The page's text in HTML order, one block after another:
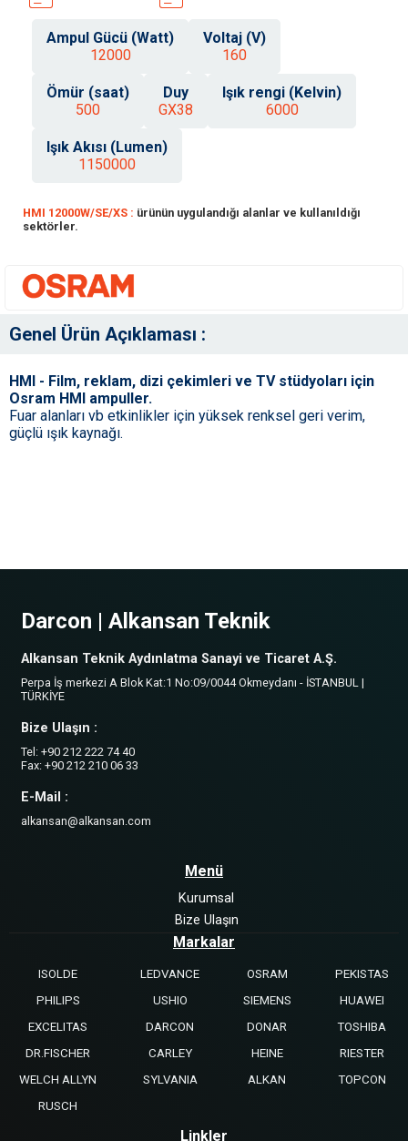
Ampul Gücü (Watt)
12000
Voltaj (V)
160
Ömür (saat)
500
Duy
GX38
Işık rengi (Kelvin)
6000
Işık Akısı (Lumen)
1150000
HMI 12000W/SE/XS : ürünün uygulandığı alanlar ve kullanıldığı
sektörler.
Genel Ürün Açıklaması :
HMI - Film, reklam, dizi çekimleri ve TV stüdyoları için
Osram HMI ampuller.
Fuar alanları vb etkinlikler için yüksek renksel geri verim,
güçlü ışık kaynağı.
Darcon | Alkansan Teknik
Alkansan Teknik Aydınlatma Sanayi ve Ticaret A.Ş.
Perpa İş merkezi A Blok Kat:1 No:09/0044 Okmeydanı - İSTANBUL |
TÜRKİYE
Bize Ulaşın :
Tel: +90 212 222 74 40
Fax: +90 212 210 06 33
E-Mail :
alkansan@alkansan.com
Menü
Kurumsal
Bize Ulaşın
Markalar
ISOLDE LEDVANCE OSRAM
PEKISTAS
PHILIPS
USHIO SIEMENS
HUAWEI
EXCELITAS
DARCON DONAR
TOSHIBA
DR.FISCHER
CARLEY HEINE
RIESTER
WELCH ALLYN
SYLVANIA ALKAN
TOPCON
RUSCH
Linkler